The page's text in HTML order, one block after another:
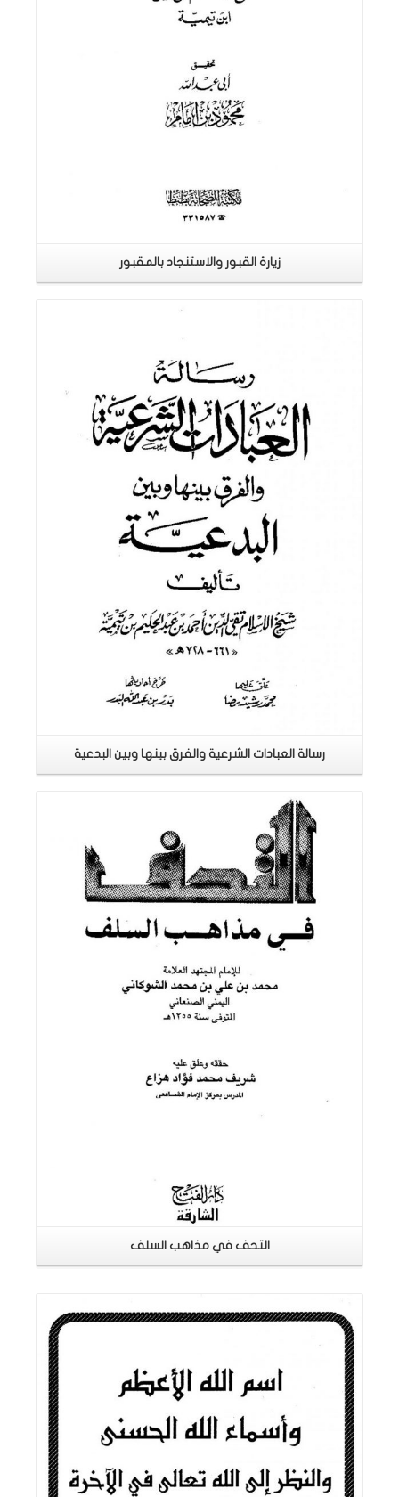
زيارة القبور والاستنجاد بالمقبور
اقرأ المزيد
رسالة العبادات الشرعية والفرق بينها وبين البدعية
اقرأ المزيد
التحف في مذاهب السلف
اقرأ المزيد